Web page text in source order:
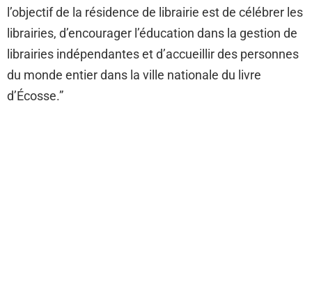
l’objectif de la résidence de librairie est de célébrer les
librairies, d’encourager l’éducation dans la gestion de
librairies indépendantes et d’accueillir des personnes
du monde entier dans la ville nationale du livre
d’Écosse.”